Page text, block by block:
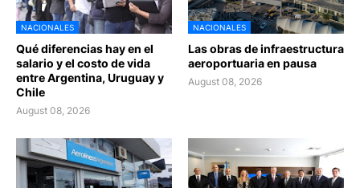
NACIONALES
Qué diferencias hay en el
salario y el costo de vida
entre Argentina, Uruguay y
Chile
August 08, 2026
NACIONALES
Las obras de infraestructura
aeroportuaria en pausa
August 08, 2026